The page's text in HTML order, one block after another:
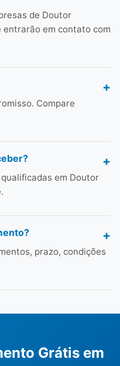
de Doutor
entrarão em contato com
Compare
em Doutor
prazo, condições
Grátis em